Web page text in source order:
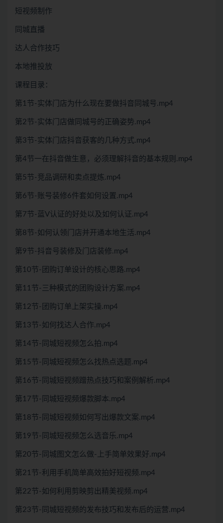
短视频制作
同城直播
达人合作技巧
本地推投放
课程目录：
第1节-实体门店为什么现在要做抖音同城号.mp4
第2节-实体门店做同城号的正确姿势.mp4
第3节-实体门店抖音获客的几种方式.mp4
第4节一在抖音做生意，必须理解抖音的基本规则.mp4
第5节-竞品调研和卖点提炼.mp4
第6节-账号装修6件套如何设置.mp4
第7节-蓝V认证的好处以及如何认证.mp4
第8节-如何认领门店并开通本地生活.mp4
第9节-抖音号装修及门店装修.mp4
第10节-团购订单设计的核心思路.mp4
第11节-三种模式的团购设计方案.mp4
第12节-团购订单上架实操.mp4
第13节-如何找达人合作.mp4
第14节-同城短视频怎么拍.mp4
第15节-同城短视频怎么找热点选题.mp4
第16节-同城短视频蹭热点技巧和案例解析.mp4
第17节-同城短视频爆款脚本.mp4
第18节-同城短视频如何写出爆款文案.mp4
第19节-同城短视频怎么选音乐.mp4
第20节-同城图文怎么做-上手简单效果好.mp4
第21节-利用手机简单高效拍好短视频.mp4
第22节-如何利用剪映剪出精美视频.mp4
第23节-同城短视频的发布技巧和发布后的运营.mp4